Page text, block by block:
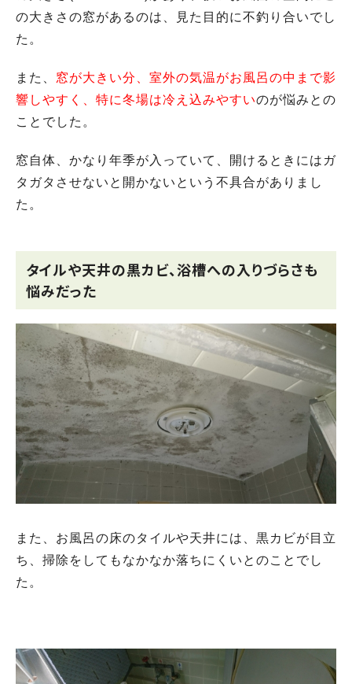
の大きさの窓があるのは、見た目的に不釣り合いでし
た。
また、 窓が大きい分、室外の気温がお風呂の中まで影
響しやすく、特に冬場は冷え込みやすいのが悩みとの
ことでした。
窓自体、かなり年季が入っていて、開けるときにはガ
タガタさせないと開かないという不具合がありまし
た。
タイルや天井の黒カビ、浴槽への入りづらさも
悩みだった
また、お風呂の床のタイルや天井には、黒カビが目立
ち、掃除をしてもなかなか落ちにくいとのことでし
た。